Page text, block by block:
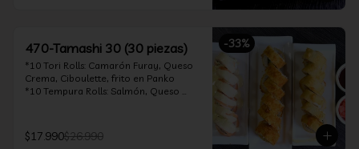
-33%
470-Tamashi 30 (30 piezas)
*10 Tori Rolls: Camarón Furay, Queso
Crema, Ciboulette, frito en Panko
*10 Tempura Rolls: Salmón, Queso
furay, queso crema y cebollín, envuelto
en salmón y bañado en salsa
$17.990$26.990